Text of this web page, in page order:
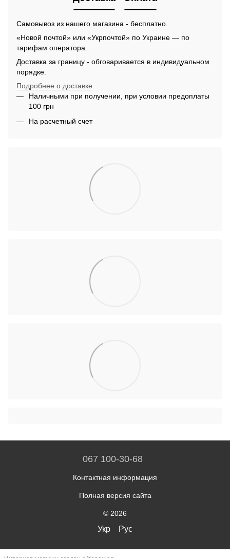
Самовывоз из нашего магазина - бесплатно.
«Новой почтой» или «Укрпочтой» по Украине — по
тарифам оператора.
Доставка за границу - обговаривается в индивидуальном
порядке.
Подробнее о доставке
Наличными при получении, при условии предоплаты
100 грн
На расчетный счет
067 100-30-68
Контактная информация
Полная версия сайта
© 2026
Укр Рус